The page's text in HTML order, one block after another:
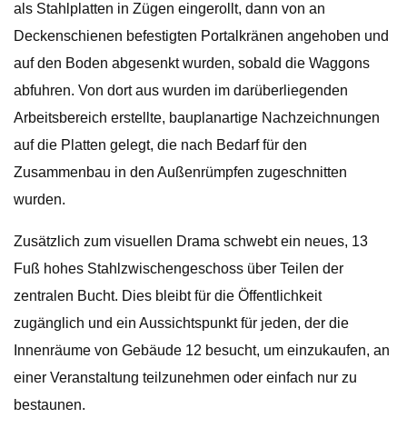
als Stahlplatten in Zügen eingerollt, dann von an
Deckenschienen befestigten Portalkränen angehoben und
auf den Boden abgesenkt wurden, sobald die Waggons
abfuhren. Von dort aus wurden im darüberliegenden
Arbeitsbereich erstellte, bauplanartige Nachzeichnungen
auf die Platten gelegt, die nach Bedarf für den
Zusammenbau in den Außenrümpfen zugeschnitten
wurden.
Zusätzlich zum visuellen Drama schwebt ein neues, 13
Fuß hohes Stahlzwischengeschoss über Teilen der
zentralen Bucht. Dies bleibt für die Öffentlichkeit
zugänglich und ein Aussichtspunkt für jeden, der die
Innenräume von Gebäude 12 besucht, um einzukaufen, an
einer Veranstaltung teilzunehmen oder einfach nur zu
bestaunen.